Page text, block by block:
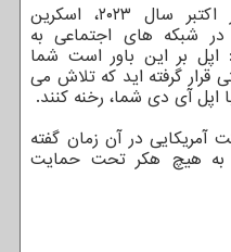
برخی از قانونگذاران هندی در اکتبر سال ۲۰۲۳، اسکرین
در شبکه های اجتماعی به
اپل بر این باور است شما
گرفته اید که تلاش می
اپل آی دی شما، رخنه کنند.
آمریکایی در آن زمان گفته
به هیچ هکر تحت حمایت